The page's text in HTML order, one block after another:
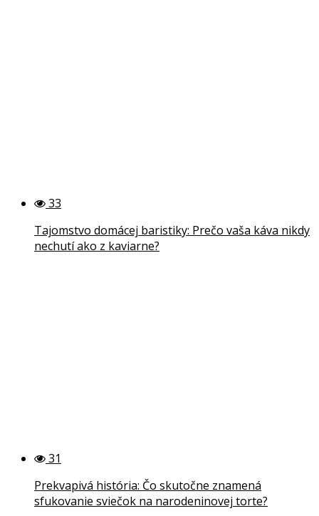
33
Tajomstvo domácej baristiky: Prečo vaša káva nikdy
nechutí ako z kaviarne?
31
Prekvapivá história: Čo skutočne znamená
sfukovanie sviečok na narodeninovej torte?